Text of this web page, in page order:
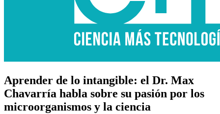
Aprender de lo intangible: el Dr. Max
Chavarría habla sobre su pasión por los
microorganismos y la ciencia